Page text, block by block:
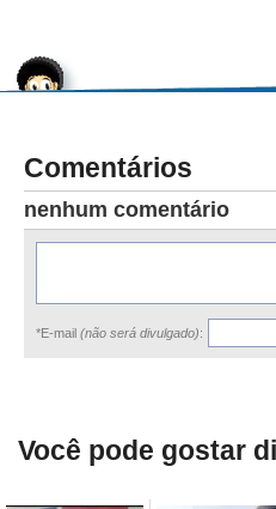
Comentários
nenhum comentário
*E-mail (não será divulgado):
Você pode gostar